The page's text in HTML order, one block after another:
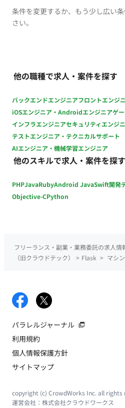
条件を変更するか、もう少し広い
さい。
他の職種で求人・案件を探す
バックエンドエンジニアフロントエンジ
iOSエンジニア・Androidエンジニアゲ
インフラエンジニアセキュリティエンジ
テストエンジニア・テクニカルサポート
AIエンジニア・機械学習エンジニア
他のスキルで求人・案件を探す
PHPJavaRubyAndroid JavaSwift開発
Objective-CPython
フリーランス・副業・業務委託の求人
（旧クラウドテック）
> Flask > マシ
パラレルジャーナル
利用規約
個人情報保護方針
サイトマップ
copyright (c) CrowdWorks Inc. all rights
運営会社： 株式会社クラウドワークス